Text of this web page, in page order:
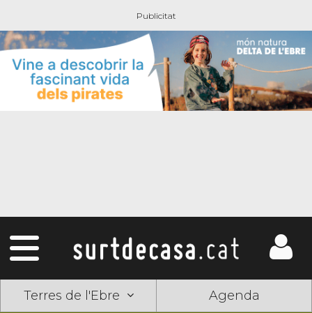
Terres de l'Ebre
Agenda